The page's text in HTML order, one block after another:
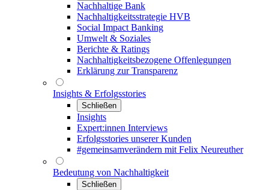
Nachhaltige Bank
Nachhaltigkeitsstrategie HVB
Social Impact Banking
Umwelt & Soziales
Berichte & Ratings
Nachhaltigkeitsbezogene Offenlegungen
Erklärung zur Transparenz
Insights & Erfolgsstories
Schließen
Insights
Expert:innen Interviews
Erfolgsstories unserer Kunden
#gemeinsamverändern mit Felix Neureuther
Bedeutung von Nachhaltigkeit
Schließen